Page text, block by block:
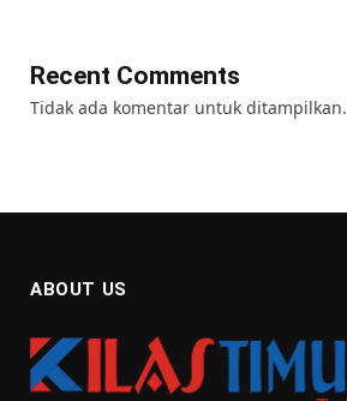
Recent Comments
Tidak ada komentar untuk ditampilkan.
ABOUT US